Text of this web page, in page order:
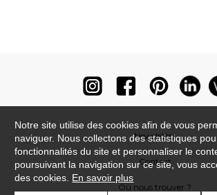
Newsletter
Contact
Où nous trouver ?
Notre site utilise des cookies afin de vous
naviguer. Nous collectons des statistiques
fonctionnalités du site et personnaliser le
poursuivant la navigation sur ce site, vous
des cookies. En savoir plus